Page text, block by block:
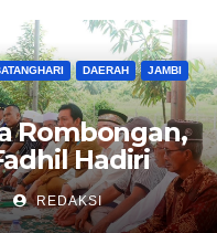
DAERAH JAMBI
Rombongan,
Hadiri
Tanam Padi di
REDAKSI